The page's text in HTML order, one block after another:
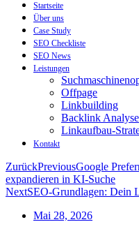
Startseite
Über uns
Case Study
SEO Checkliste
SEO News
Leistungen
Offpage
Linkbuilding
Backlink Analyse
Linkaufbau-
Kontakt
ZurückPreviousGoogle
expandieren in KI-Suche
NextSEO-Grundlagen: Dein
Mai 28, 2026